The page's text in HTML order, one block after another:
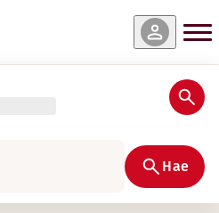
Hae